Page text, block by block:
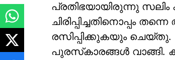
പ്രതിഭയായിരുന്നു
ചിരിപ്പിച്ചതിനൊപ്പം
രസിപ്പിക്കുകയും
പുരസ്‌കാരങ്ങള്‍ വാങ്ങി.